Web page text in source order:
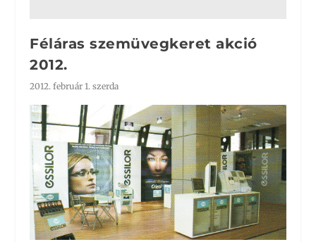
Féláras szemüvegkeret akció
2012.
2012. február 1. szerda